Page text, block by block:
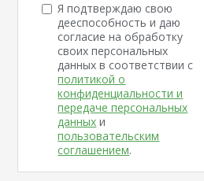
Я подтверждаю свою
дееспособность и даю
согласие на обработку
своих персональных
данных в соответствии с
политикой о
конфиденциальности и
передаче персональных
данных и
пользовательским
соглашением.